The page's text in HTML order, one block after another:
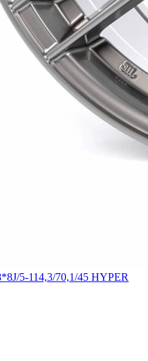
5-114,3/70,1/45 HYPER